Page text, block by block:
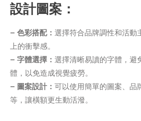
設計圖案：
– 色彩搭配： 選擇符合品牌調性和活動
上的衝擊感。
– 字體選擇： 選擇清晰易讀的字體，避
體，以免造成視覺疲勞。
– 圖案設計： 可以使用簡單的圖案、品
等，讓橫額更生動活潑。